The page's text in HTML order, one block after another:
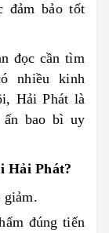
đảm bảo tốt
đọc cần tìm
nhiều kinh
Hải Phát là
bao bì uy
Hải Phát?
giảm.
đúng tiến